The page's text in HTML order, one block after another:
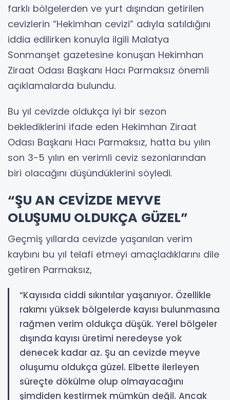
farklı bölgelerden ve yurt dışından getirilen
cevizlerin “Hekimhan cevizi” adıyla satıldığını
iddia edilirken konuyla ilgili Malatya
Sonmanşet gazetesine konuşan Hekimhan
Ziraat Odası Başkanı Hacı Parmaksız önemli
açıklamalarda bulundu.
Bu yıl cevizde oldukça iyi bir sezon
beklediklerini ifade eden Hekimhan Ziraat
Odası Başkanı Hacı Parmaksız, hatta bu yılın
son 3-5 yılın en verimli ceviz sezonlarından
biri olacağını düşündüklerini söyledi.
“ŞU AN CEVİZDE MEYVE
OLUŞUMU OLDUKÇA GÜZEL”
Geçmiş yıllarda cevizde yaşanılan verim
kaybını bu yıl telafi etmeyi amaçladıklarını dile
getiren Parmaksız,
“Kayısıda ciddi sıkıntılar yaşanıyor. Özellikle
rakımı yüksek bölgelerde kayısı bulunmasına
rağmen verim oldukça düşük. Yerel bölgeler
dışında kayısı üretimi neredeyse yok
denecek kadar az. Şu an cevizde meyve
oluşumu oldukça güzel. Elbette ilerleyen
süreçte dökülme olup olmayacağını
şimdiden kestirmek mümkün değil. Ancak